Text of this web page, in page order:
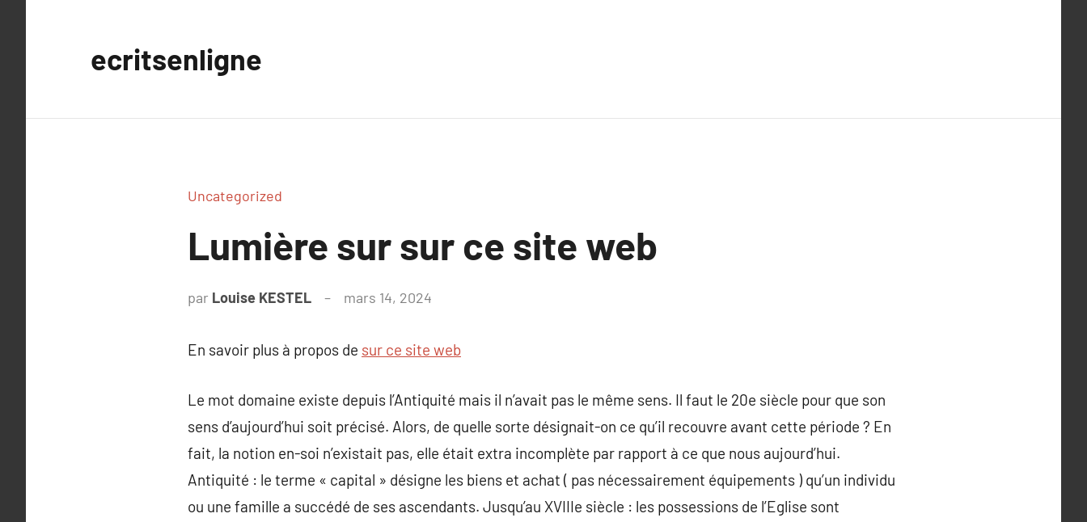
ecritsenligne
Uncategorized
Lumière sur sur ce site web
par Louise KESTEL mars 14, 2024
En savoir plus à propos de sur ce site web
Le mot domaine existe depuis l’Antiquité mais il n’avait pas le même sens. Il faut le 20e siècle pour que son
sens d’aujourd’hui soit précisé. Alors, de quelle sorte désignait-on ce qu’il recouvre avant cette période ? En
fait, la notion en-soi n’existait pas, elle était extra incomplète par rapport à ce que nous aujourd’hui.
Antiquité : le terme « capital » désigne les biens et achat ( pas nécessairement équipements ) qu’un individu
ou une famille a succédé de ses ascendants. Jusqu’au XVIIIe siècle : les possessions de l’Eglise sont